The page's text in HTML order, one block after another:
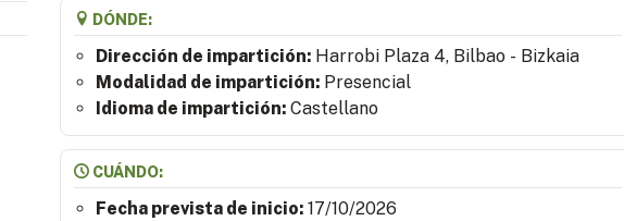
DÓNDE:
Dirección de impartición: Harrobi Plaza 4, Bilbao - Bizkaia
Modalidad de impartición: Presencial
Idioma de impartición: Castellano
CUÁNDO:
Fecha prevista de inicio: 17/10/2026